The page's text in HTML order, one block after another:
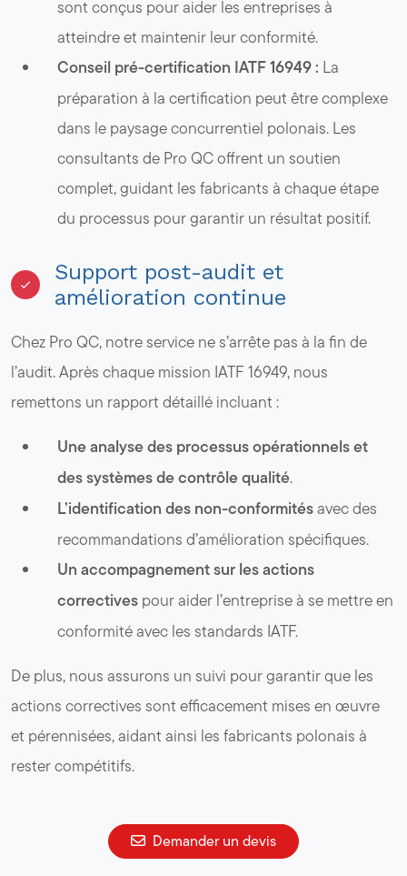
sont conçus pour aider les entreprises à
atteindre et maintenir leur conformité.
Conseil pré-certification IATF 16949 : La
préparation à la certification peut être complexe
dans le paysage concurrentiel polonais. Les
consultants de Pro QC offrent un soutien
complet, guidant les fabricants à chaque étape
du processus pour garantir un résultat positif.
Support post-audit et
amélioration continue
Chez Pro QC, notre service ne s’arrête pas à la fin de
l’audit. Après chaque mission IATF 16949, nous
remettons un rapport détaillé incluant :
Une analyse des processus opérationnels et
des systèmes de contrôle qualité.
L’identification des non-conformitésavec des
recommandations d’amélioration spécifiques.
Un accompagnement sur les actions
correctives pour aider l’entreprise à se mettre en
conformité avec les standards IATF.
De plus, nous assurons un suivi pour garantir que les
actions correctives sont efficacement mises en œuvre
et pérennisées, aidant ainsi les fabricants polonais à
rester compétitifs.
Demander un devis